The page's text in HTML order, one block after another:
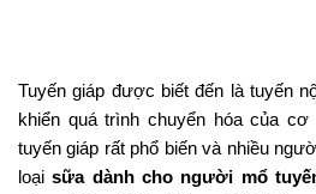
Tuyến giáp được biết đến là tuyến
khiển quá trình chuyển hóa của
tuyến giáp rất phổ biến và nhiều
loạisữa dành cho người mổ